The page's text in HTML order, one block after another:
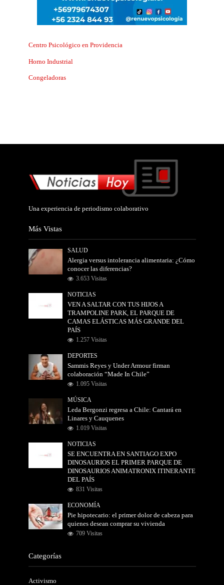
Centro Psicológico en Providencia
Horno Industrial
Congeladoras
Una experiencia de periodismo colaborativo
Más Vistas
SALUD
Alergia versus intolerancia alimentaria: ¿Cómo
conocer las diferencias?
3.653 Visitas
NOTICIAS
VEN A SALTAR CON TUS HIJOS A
TRAMPOLINE PARK, EL PARQUE DE
CAMAS ELÁSTICAS MÁS GRANDE DEL
PAÍS
1.257 Visitas
DEPORTES
Sammis Reyes y Under Armour firman
colaboración “Made In Chile”
1.095 Visitas
MÚSICA
Leda Bergonzi regresa a Chile: Cantará en
Linares y Cauquenes
1.019 Visitas
NOTICIAS
SE ENCUENTRA EN SANTIAGO EXPO
DINOSAURIOS EL PRIMER PARQUE DE
DINOSAURIOS ANIMATRONIX ITINERANTE
DEL PAÍS
831 Visitas
ECONOMÍA
Pie hipotecario: el primer dolor de cabeza para
quienes desean comprar su vivienda
709 Visitas
Categorías
Activismo